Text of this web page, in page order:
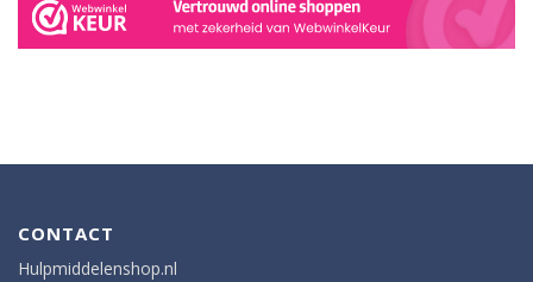
CONTACT
Hulpmiddelenshop.nl